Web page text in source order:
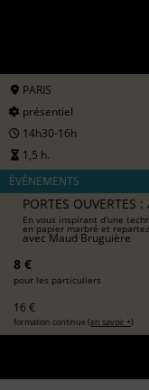
PARIS
présentiel
14h30-16h
1,5 h.
ÉVÉNEMENTS
PORTES OUVERTES
En vous inspirant d'une
en papier marbré et repartez
avecMaud Bruguière
8 €
pour les particuliers
16 €
formation continue (en savoir +)